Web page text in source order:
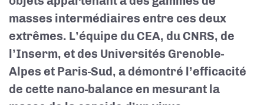
masses intermédiaires entre ces deux
extrêmes. L’équipe du CEA, du CNRS, de
l’Inserm, et des Universités Grenoble-
Alpes et Paris-Sud, a démontré l’efficacité
de cette nano-balance en mesurant la